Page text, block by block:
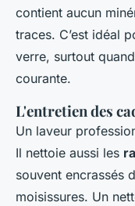
contient aucun
traces. C’est idéal
verre, surtout quand
courante.
L'entretien des
Un laveur
Il nettoie aussi les
souvent encrassés
moisissures. Un